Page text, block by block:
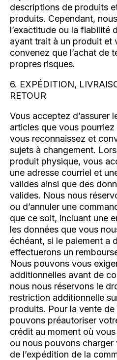
descriptions de produits
produits. Cependant,
l’exactitude ou la fiabilité
ayant trait à un produit et
convenez que l’achat de
propres risques.
6. EXPÉDITION,
RETOUR
Vous acceptez d’assurer
articles que vous
vous reconnaissez et
sujets à changement.
produit physique, vous
une adresse courriel et
valides ainsi que des
valides. Nous nous
ou d’annuler une
que ce soit, incluant une
les données que vous
échéant, si le paiement a
effectuerons un
Nous pouvons vous
additionnelles avant de
nous nous réservons le
restriction additionnelle
produits. Pour la vente
pouvons préautoriser
crédit au moment où
ou nous pouvons
de l’expédition de la